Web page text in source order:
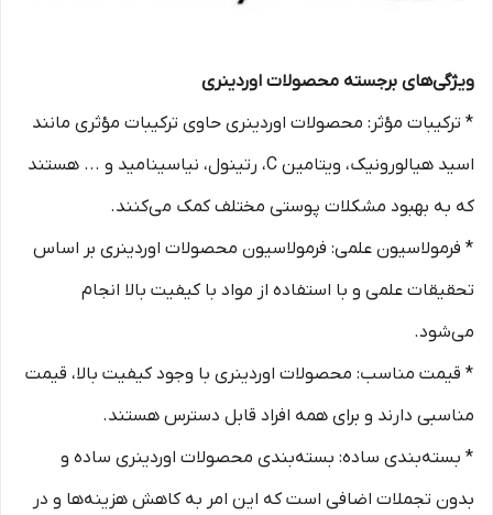
ویژگی‌های برجسته محصولات اوردینری
* ترکیبات مؤثر: محصولات اوردینری حاوی ترکیبات مؤثری مانند
اسید هیالورونیک، ویتامین C، رتینول، نیاسینامید و ... هستند
که به بهبود مشکلات پوستی مختلف کمک می‌کنند.
* فرمولاسیون علمی: فرمولاسیون محصولات اوردینری بر اساس
تحقیقات علمی و با استفاده از مواد با کیفیت بالا انجام
می‌شود.
* قیمت مناسب: محصولات اوردینری با وجود کیفیت بالا، قیمت
مناسبی دارند و برای همه افراد قابل دسترس هستند.
* بسته‌بندی ساده: بسته‌بندی محصولات اوردینری ساده و
بدون تجملات اضافی است که این امر به کاهش هزینه‌ها و در